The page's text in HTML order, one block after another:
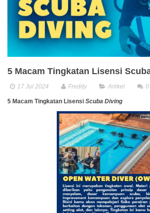
5 Macam Tingkatan Lisensi
17 Jul 2024 Freddy Artikel 0
5 Macam Tingkatan Lisensi Scuba Diving